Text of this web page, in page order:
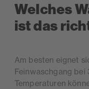
Welches
ist das
Am besten eignet
Feinwaschgang bei
Temperaturen